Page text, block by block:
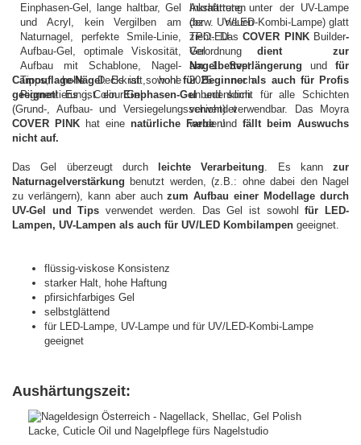
Aushärtung unter der UV-Lampe
(bzw. UV/LED-Kombi-Lampe) glatt
zieht. Das COVER PINK Builder-
Gel dient zur
Nagelbettverlängerung und für
Camouflage-Nägel. Es ist sowohlfür Beginner als auch für Profis
geeignet! Es ist einEinphasen-Gelund somit für alle Schichten
(Grund-, Aufbau- und Versiegelungsschicht) verwendbar.
Das Moyra
COVER PINK hat eine natürliche Farbeund fällt beim Auswuchs
nicht auf.
Das Gel überzeugt durch leichte Verarbeitung . Es kann zur
Naturnagelverstärkung benutzt werden, (z.B.: ohne dabei den Nagel
zu verlängern), kann aber auchzum Aufbau einer Modellage durch
UV-Gel und Tips verwendet werden. Das Gel ist sowohlfür LED-
Lampen, UV-Lampen als auch für UV/LED Kombilampen geeignet.
flüssig-viskose Konsistenz
starker Halt, hohe Haftung
pfirsichfarbiges Gel
selbstglättend
für LED-Lampe, UV-Lampe und für UV/LED-Kombi-Lampe
geeignet
Aushärtungszeit: